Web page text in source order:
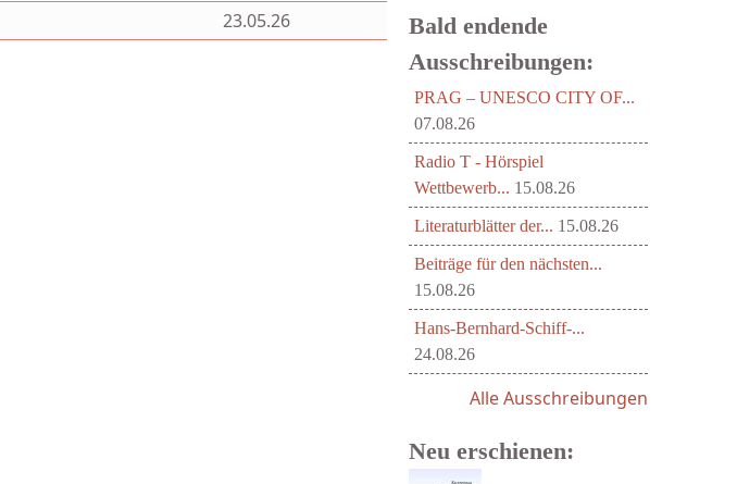
23.05.26
Bald endende
Ausschreibungen:
PRAG – UNESCO CITY OF...
07.08.26
Radio T - Hörspiel
Wettbewerb... 15.08.26
Literaturblätter der... 15.08.26
Beiträge für den nächsten...
15.08.26
Hans-Bernhard-Schiff-...
24.08.26
Alle Ausschreibungen
Neu erschienen: